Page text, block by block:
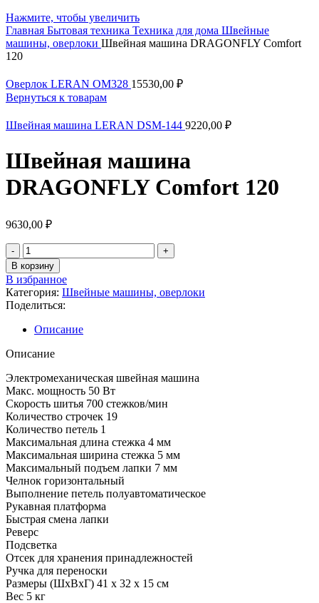
Нажмите, чтобы увеличить
Главная Бытовая техника Техника для дома Швейные
машины, оверлоки Швейная машина DRAGONFLY Comfort
120
Оверлок LERAN OM328 15530,00 ₽
Вернуться к товарам
Швейная машина LERAN DSM-144 9220,00 ₽
Швейная машина
DRAGONFLY Comfort 120
9630,00 ₽
Количество
товара
Швейная
машина
DRAGONFLY
Comfort
120
В корзину
В избранное
Категория: Швейные машины, оверлоки
Поделиться:
Описание
Описание
Электромеханическая швейная машина
Макс. мощность 50 Вт
Скорость шитья 700 стежков/мин
Количество строчек 19
Количество петель 1
Максимальная длина стежка 4 мм
Максимальная ширина стежка 5 мм
Максимальный подъем лапки 7 мм
Челнок горизонтальный
Выполнение петель полуавтоматическое
Рукавная платформа
Быстрая смена лапки
Реверс
Подсветка
Отсек для хранения принадлежностей
Ручка для переноски
Размеры (ШхВхГ) 41 х 32 х 15 см
Вес 5 кг